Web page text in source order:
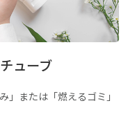
ューブ
または「燃えるゴミ」